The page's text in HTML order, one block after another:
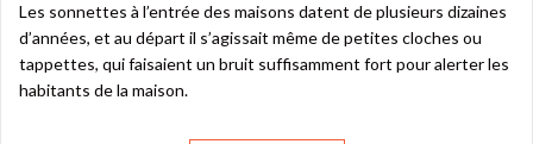
Les sonnettes à l’entrée des maisons datent de plusieurs dizaines
d’années, et au départ il s’agissait même de petites cloches ou
tappettes, qui faisaient un bruit suffisamment fort pour alerter les
habitants de la maison.